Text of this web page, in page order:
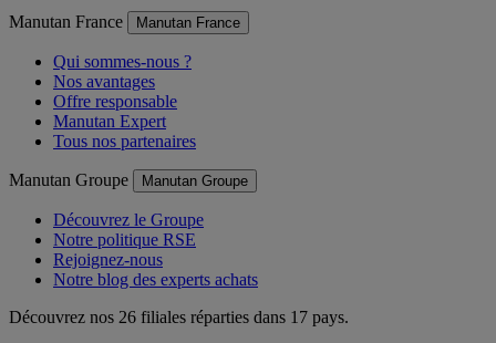
Manutan France Manutan France
Qui sommes-nous ?
Nos avantages
Offre responsable
Manutan Expert
Tous nos partenaires
Manutan Groupe Manutan Groupe
Découvrez le Groupe
Notre politique RSE
Rejoignez-nous
Notre blog des experts achats
Découvrez nos 26 filiales réparties dans 17 pays.